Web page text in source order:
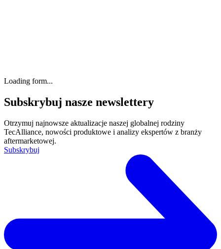
Loading form...
Subskrybuj nasze newslettery
Otrzymuj najnowsze aktualizacje naszej globalnej rodziny
TecAlliance, nowości produktowe i analizy ekspertów z branży
aftermarketowej.
Subskrybuj